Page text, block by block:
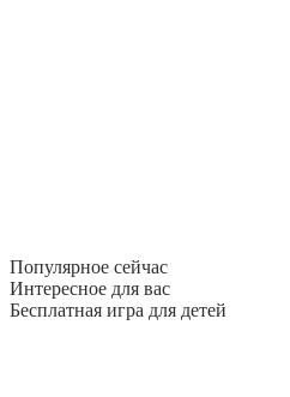
Популярное сейчас
Интересное для вас
Бесплатная игра для детей